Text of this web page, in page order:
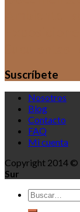
Suscríbete
Nosotros
Blog
Contacto
FAQ
Mi cuenta
Copyright 2014 ©
Sur